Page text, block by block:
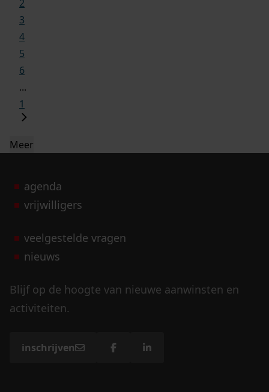
2
3
4
5
6
...
1
Meer
agenda
vrijwilligers
veelgestelde vragen
nieuws
Blijf op de hoogte van nieuwe aanwinsten en
activiteiten.
inschrijven